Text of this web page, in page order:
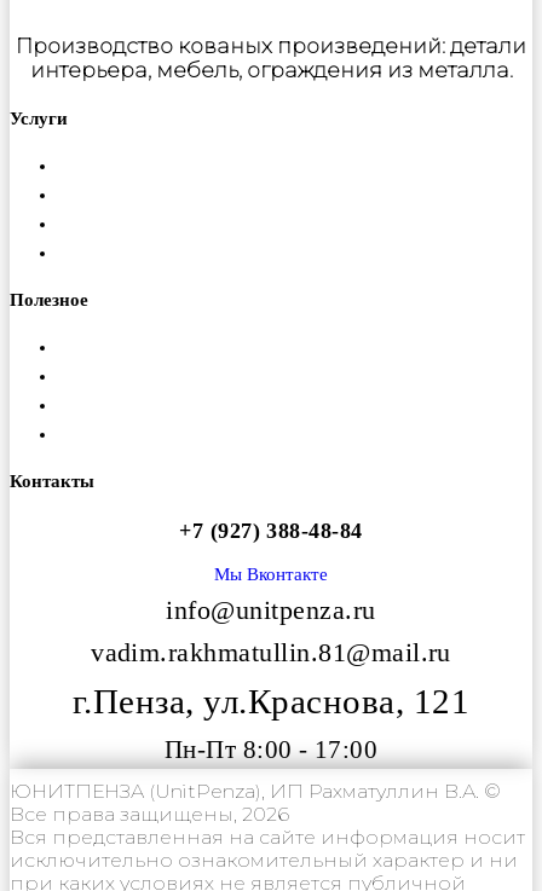
Производство кованых произведений: детали
интерьера, мебель, ограждения из металла.
Услуги
Полезное
Контакты
+7 (927) 388-48-84
Мы Вконтакте
info@unitpenza.ru
vadim.rakhmatullin.81@mail.ru
г.Пенза, ул.Краснова, 121
Пн-Пт 8:00 - 17:00
ЮНИТПЕНЗА (UnitPenza), ИП Рахматуллин В.А. ©
Все права защищены, 2026
Вся представленная на сайте информация носит
исключительно ознакомительный характер и ни
при каких условиях не является публичной